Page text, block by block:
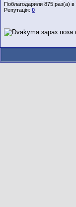
Поблагодарили 875 раз(а)
Репутація: 0